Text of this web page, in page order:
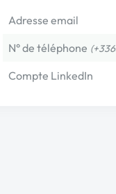
Adresse email
N° de téléphone
Compte LinkedIn